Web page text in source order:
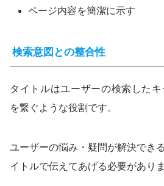
ページ内容を簡潔に示す
検索意図との整合性
タイトルはユーザーの検索した
を繋ぐような役割です。
ユーザーの悩み・疑問が解決でき
イトルで伝えてあげる必要がありま